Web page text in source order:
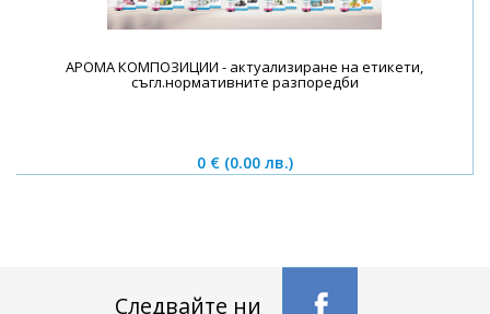
АРОМА КОМПОЗИЦИИ - актуализиране на етикети,
съгл.нормативните разпоредби
0 € (0.00 лв.)
Следвайте ни